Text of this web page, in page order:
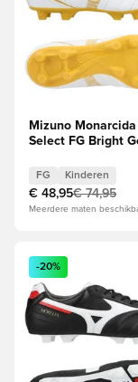
Mizuno Monarcida
Select FG Bright
FG Kinderen
€ 48,95€ 74,95
Meerdere maten
Opent een
-20%